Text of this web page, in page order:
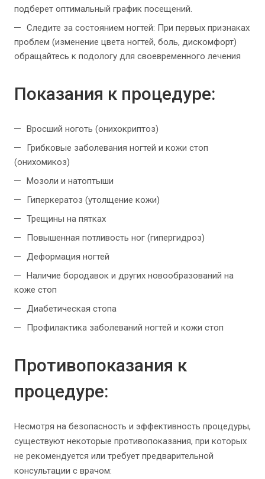
подберет оптимальный график посещений.
Следите за состоянием ногтей: При первых признаках
проблем (изменение цвета ногтей, боль, дискомфорт)
обращайтесь к подологу для своевременного лечения
Показания к процедуре:
Вросший ноготь (онихокриптоз)
Грибковые заболевания ногтей и кожи стоп
(онихомикоз)
Мозоли и натоптыши
Гиперкератоз (утолщение кожи)
Трещины на пятках
Повышенная потливость ног (гипергидроз)
Деформация ногтей
Наличие бородавок и других новообразований на
коже стоп
Диабетическая стопа
Профилактика заболеваний ногтей и кожи стоп
Противопоказания к
процедуре:
Несмотря на безопасность и эффективность процедуры,
существуют некоторые противопоказания, при которых
не рекомендуется или требует предварительной
консультации с врачом: